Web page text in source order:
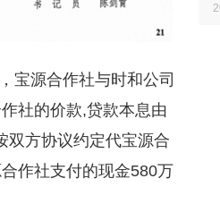
宝源合作社与时和公司
社的价款,贷款本息由
双方协议约定代宝源合
作社支付的现金580万